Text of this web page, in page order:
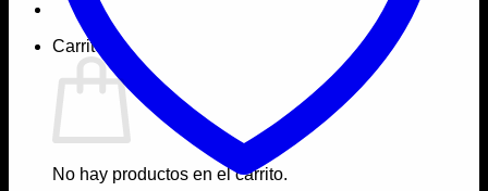
Carrito
No hay productos en el carrito.